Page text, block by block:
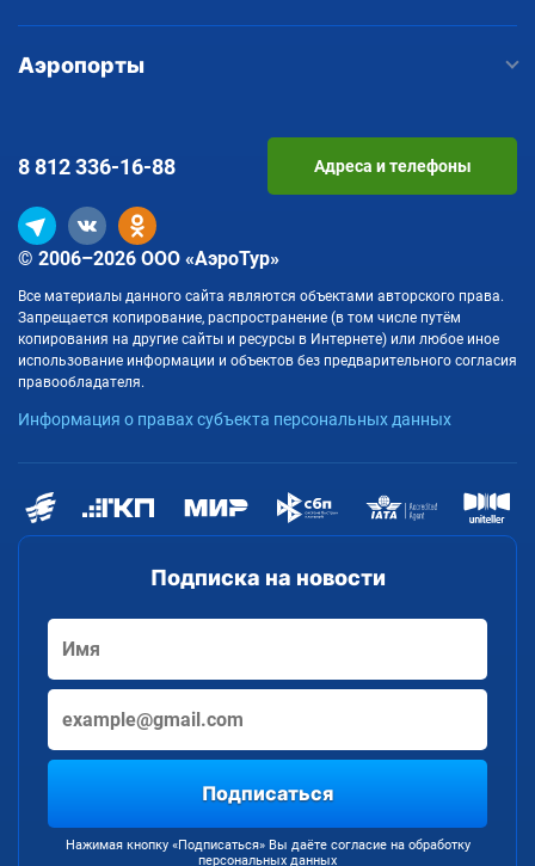
Аэропорты
Подписка на новости
Подписаться
Нажимая кнопку «Подписаться» Вы даёте согласие на обработку
персональных данных
© 2006–2026 ООО «АэроТур»
Все материалы данного сайта являются объектами авторского права.
Запрещается копирование, распространение (в том числе путём
копирования на другие сайты и ресурсы в Интернете) или любое иное
использование информации и объектов без предварительного согласия
правообладателя.
Информация о правах субъекта персональных данных
8 812336-16-88 Адреса и телефоны